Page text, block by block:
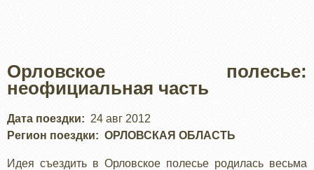
Орловское полесье:
неофициальная часть
Дата поездки
24 авг 2012
Регион поездки
ОРЛОВСКАЯ ОБЛАСТЬ
Идея съездить в Орловское полесье родилась весьма